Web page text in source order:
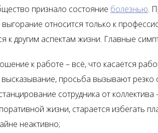
признало состояние болезнью.
выгорание относится только к
к другим аспектам жизни. Главные
к работе – всё, что касается
просьба вызывают резко
сотрудника от коллектива
жизни, старается избегать
неактивно;